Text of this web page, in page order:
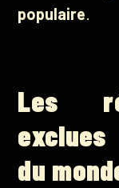
populaire.
Les
du